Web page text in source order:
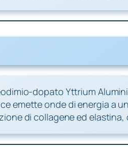
dopato Yttrium
emette onde di energia a
di collagene ed